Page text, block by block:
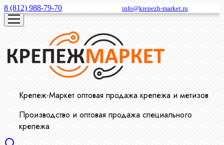
8 (812) 988-79-70 info@krepezh-market.ru
Крепеж-Маркет оптовая продажа крепежа и метизов
Производство и оптовая продажа специального
крепежа